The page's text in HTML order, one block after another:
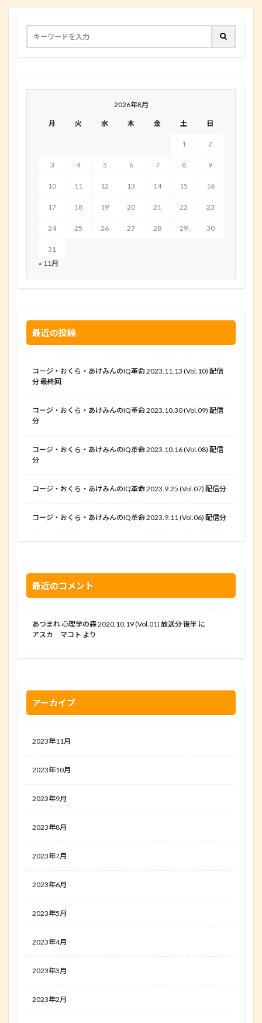
2026年8月
月 火 水 木 金 土 日
1 2
3 4 5 6 7 8 9
10 11 12 13 14 15 16
17 18 19 20 21 22 23
24 25 26 27 28 29 30
31
« 11月
最近の投稿
コージ・おくら・あけみんのIQ革命 2023.11.13 (Vol.10) 配信
分 最終回
コージ・おくら・あけみんのIQ革命 2023.10.30 (Vol.09) 配信
分
コージ・おくら・あけみんのIQ革命 2023.10.16 (Vol.08) 配信
分
コージ・おくら・あけみんのIQ革命 2023.9.25 (Vol.07) 配信分
コージ・おくら・あけみんのIQ革命 2023.9.11 (Vol.06) 配信分
最近のコメント
あつまれ 心理学の森 2020.10.19 (Vol.01) 放送分 後半 に
アスカ マコト より
アーカイブ
2023年11月
2023年10月
2023年9月
2023年8月
2023年7月
2023年6月
2023年5月
2023年4月
2023年3月
2023年2月